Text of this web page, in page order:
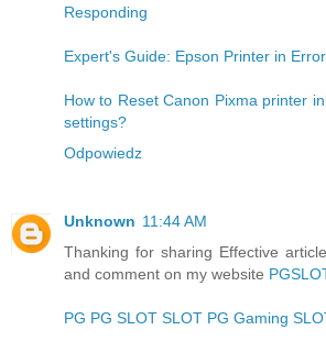
Responding
Expert's Guide: Epson Printer in
How to Reset Canon Pixma printer
settings?
Odpowiedz
Unknown 11:44 AM
Thanking for sharing Effective
and comment on my website
PG PG SLOT SLOT PG Gaming